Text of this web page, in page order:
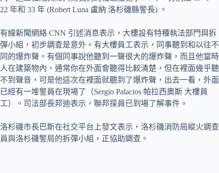
22 年和 33 年 (Robert Luna 盧納 洛杉磯縣警長) 。
有線新聞網絡 CNN 引述消息表示，大樓設有特種執法部門與拆
彈小組，初步調查是意外。有大樓員工表示，同事聽到和以往不
同的爆炸聲。有個同事說他聽到一聲很大的爆炸聲，而且他當時
人在建築物內，通常你在外面會聽得比較清楚，但在裡面幾乎聽
不到聲音，可是他這次在裡面就聽到了爆炸聲，出去一看，外面
已經有一堆警員在現場了（Sergio Palacios 帕拉西奧斯 大樓員
工）。司法部長邦迪表示，聯邦探員已到場了解事件。
洛杉磯市長巴斯在社交平台上發文表示，洛杉磯消防局縱火調查
員與洛杉磯警局的拆彈小組，正協助調查。